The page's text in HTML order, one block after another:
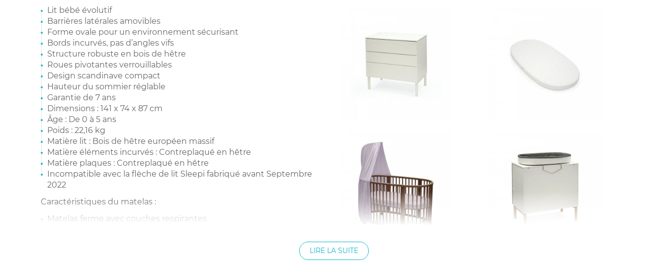
Lit bébé évolutif
Barrières latérales amovibles
Forme ovale pour un environnement sécurisant
Bords incurvés, pas d’angles vifs
Structure robuste en bois de hêtre
Roues pivotantes verrouillables
Design scandinave compact
Hauteur du sommier réglable
Garantie de 7 ans
Dimensions : 141 x 74 x 87 cm
Âge : De 0 à 5 ans
Poids : 22,16 kg
Matière lit : Bois de hêtre européen massif
Matière éléments incurvés : Contreplaqué en hêtre
Matière plaques : Contreplaqué en hêtre
Incompatible avec la flèche de lit Sleepi fabriqué avant Septembre
2022
Caractéristiques du matelas :
Matelas ferme avec couches respirantes
LIRE LA SUITE